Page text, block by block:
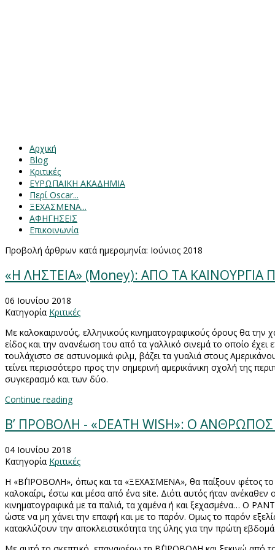
Αρχική
Blog
Κριτικές
ΕΥΡΩΠΑΙΚΗ ΑΚΑΔΗΜΙΑ
Περί Oscar...
ΞΕΧΑΣΜΕΝΑ...
ΑΦΗΓΗΣΕΙΣ
Επικοινωνία
Προβολή άρθρων κατά ημερομηνία: Ιούνιος 2018
«Η ΛΗΣΤΕΙΑ» (Money): ΑΠΟ ΤΑ ΚΑΙΝΟΥΡΓΙΑ
06 Ιουνίου 2018
Κατηγορία Κριτικές
Με καλοκαιρινούς, ελληνικούς κινηματογραφικούς όρους θα την
είδος και την ανανέωση του από τα γαλλικό σινεμά το οποίο
τουλάχιστο σε αστυνομικά φιλμ, βάζει τα γυαλιά στους
τείνει περισσότερο προς την σημερινή αμερικάνικη σχολή της
συγκερασμό και των δύο.
Continue reading
Β’ ΠΡΟΒΟΛΗ - «DEATH WISH»: Ο
04 Ιουνίου 2018
Κατηγορία Κριτικές
Η «Β΄ΠΡΟΒΟΛΗ», όπως και τα «ΞΕΧΑΣΜΕΝΑ», θα παίξουν φέτος
καλοκαίρι, έστω και μέσα από ένα site. Διότι αυτός ήταν
κινηματογραφικά με τα παλιά, τα χαμένα ή και ξεχασμένα… Ο
ώστε να μη χάνει την επαφή και με το παρόν. Ομως το παρόν
κατακλύζουν την αποκλειστικότητα της ύλης για την πρώτη